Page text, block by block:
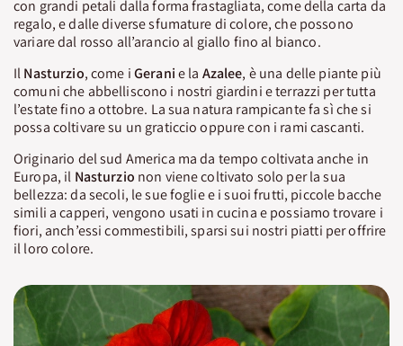
con grandi petali dalla forma frastagliata, come della carta da
regalo, e dalle diverse sfumature di colore, che possono
variare dal rosso all’arancio al giallo fino al bianco.
IlNasturzio, come iGeranie la Azalee, è una delle piante più
comuni che abbelliscono i nostri giardini e terrazzi per tutta
l’estate fino a ottobre. La sua natura rampicante fa sì che si
possa coltivare su un graticcio oppure con i rami cascanti.
Originario del sud America ma da tempo coltivata anche in
Europa, il Nasturzio non viene coltivato solo per la sua
bellezza: da secoli, le sue foglie e i suoi frutti, piccole bacche
simili a capperi, vengono usati in cucina e possiamo trovare i
fiori, anch’essi commestibili, sparsi sui nostri piatti per offrire
il loro colore.